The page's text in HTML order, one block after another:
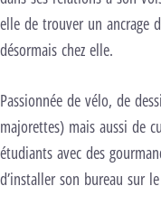
elle de trouver un ancrage
désormais chez elle.
Passionnée de vélo, de
majorettes) mais aussi de
étudiants avec des
d’installer son bureau sur